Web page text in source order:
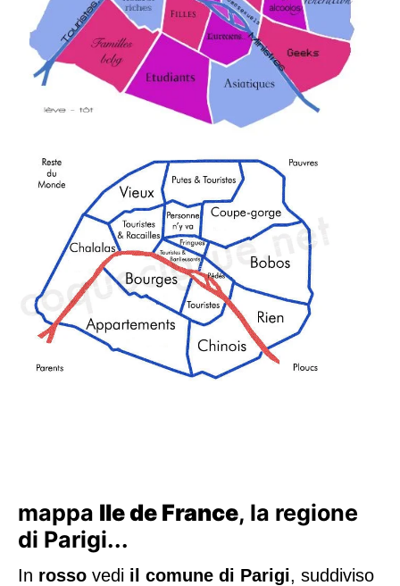
mappa Ile de France, la regione
di Parigi...
In rosso vedi il comune di Parigi, suddiviso